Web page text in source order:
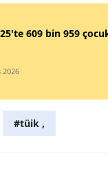
Ordu
609 bin 959
2026
#tüik ,